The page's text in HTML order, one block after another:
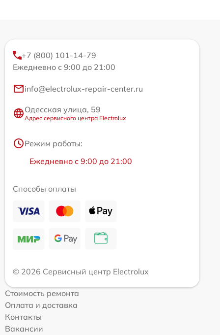
+7 (800) 101-14-79
Ежедневно с 9:00 до 21:00
info@electrolux-repair-center.ru
Одесская улица, 59
Адрес сервисного центра Electrolux
Режим работы:
Ежедневно с 9:00 до 21:00
Способы оплаты
© 2026 Сервисный центр Electrolux
Стоимость ремонта
Оплата и доставка
Контакты
Вакансии